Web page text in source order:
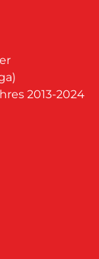
2013-2024